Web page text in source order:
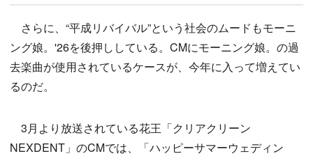
さらに、“平成リバイバル”という社会のムードもモーニ
ング娘。'26を後押ししている。CMにモーニング娘。の過
去楽曲が使用されているケースが、今年に入って増えてい
るのだ。
3月より放送されている花王「クリアクリーン
NEXDENT」のCMでは、「ハッピーサマーウェディン